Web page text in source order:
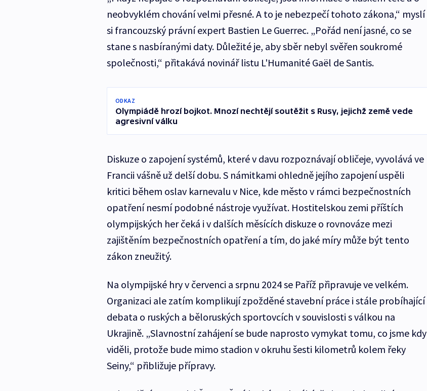
neobvyklém chování velmi přesné. A to je nebezpečí tohoto zákona,“ myslí
si francouzský právní expert Bastien Le Guerrec. „Pořád není jasné, co se
stane s nasbíranými daty. Důležité je, aby sběr nebyl svěřen soukromé
společnosti,“ přitakává novinář listu L'Humanité Gaël de Santis.
ODKAZ
Olympiádě hrozí bojkot. Mnozí nechtějí soutěžit s Rusy, jejichž země vede
agresivní válku
Diskuze o zapojení systémů, které v davu rozpoznávají obličeje, vyvolává ve
Francii vášně už delší dobu. S námitkami ohledně jejího zapojení uspěli
kritici během oslav karnevalu v Nice, kde město v rámci bezpečnostních
opatření nesmí podobné nástroje využívat. Hostitelskou zemi příštích
olympijských her čeká i v dalších měsících diskuze o rovnováze mezi
zajištěním bezpečnostních opatření a tím, do jaké míry může být tento
zákon zneužitý.
Na olympijské hry v červenci a srpnu 2024 se Paříž připravuje ve velkém.
Organizaci ale zatím komplikují zpožděné stavební práce i stále probíhající
debata o ruských a běloruských sportovcích v souvislosti s válkou na
Ukrajině. „Slavnostní zahájení se bude naprosto vymykat tomu, co jsme kdy
viděli, protože bude mimo stadion v okruhu šesti kilometrů kolem řeky
Seiny,“ přibližuje přípravy.